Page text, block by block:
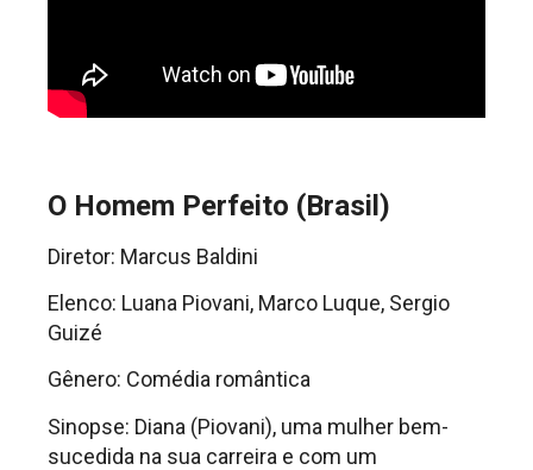
O Homem Perfeito (Brasil)
Diretor: Marcus Baldini
Elenco: Luana Piovani, Marco Luque, Sergio
Guizé
Gênero: Comédia romântica
Sinopse: Diana (Piovani), uma mulher bem-
sucedida na sua carreira e com um